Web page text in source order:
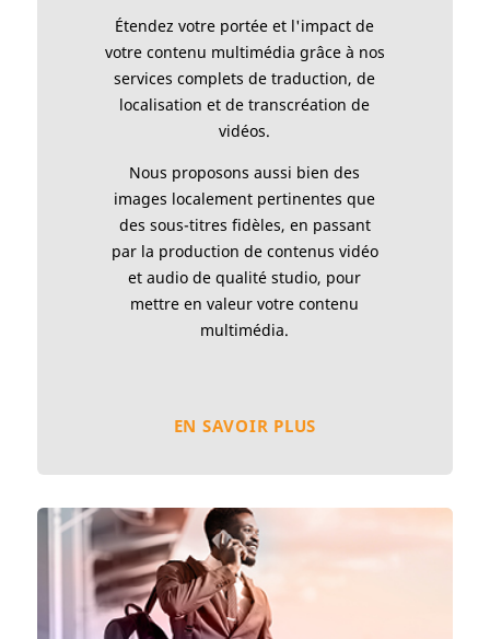
Étendez votre portée et l'impact de
votre contenu multimédia grâce à nos
services complets de traduction, de
localisation et de transcréation de
vidéos.
Nous proposons aussi bien des
images localement pertinentes que
des sous-titres fidèles, en passant
par la production de contenus vidéo
et audio de qualité studio, pour
mettre en valeur votre contenu
multimédia.
EN SAVOIR PLUS